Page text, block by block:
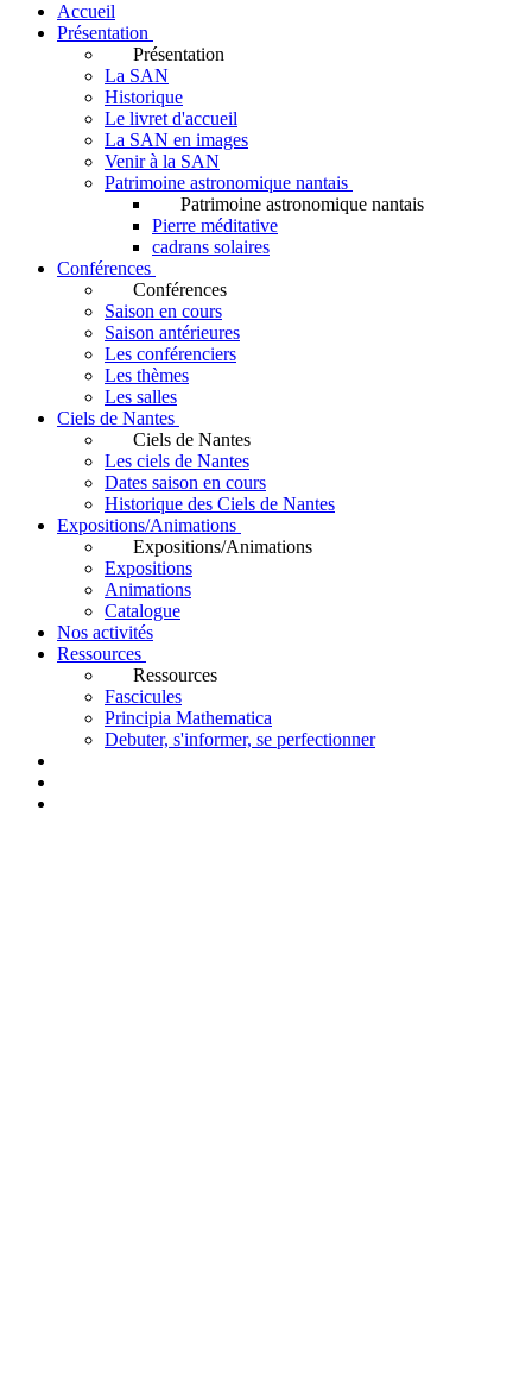
Accueil
Présentation
Présentation
La SAN
Historique
Le livret d'accueil
La SAN en images
Venir à la SAN
Patrimoine astronomique nantais
Patrimoine astronomique nantais
Pierre méditative
cadrans solaires
Conférences
Conférences
Saison en cours
Saison antérieures
Les conférenciers
Les thèmes
Les salles
Ciels de Nantes
Ciels de Nantes
Les ciels de Nantes
Dates saison en cours
Historique des Ciels de Nantes
Expositions/Animations
Expositions/Animations
Expositions
Animations
Catalogue
Nos activités
Ressources
Ressources
Fascicules
Principia Mathematica
Debuter, s'informer, se perfectionner